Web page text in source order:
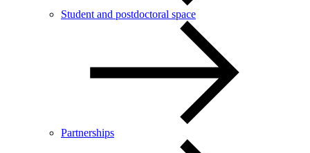
Student and postdoctoral space
Partnerships